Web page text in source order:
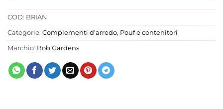
COD: BRIAN
Categorie: Complementi d'arredo, Pouf e contenitori
Marchio: Bob Gardens